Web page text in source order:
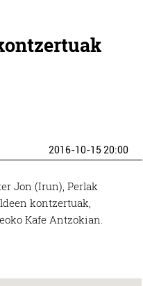
2016-10-15 20:00
Jon (Irun), Perlak
kontzertuak,
Kafe Antzokian.